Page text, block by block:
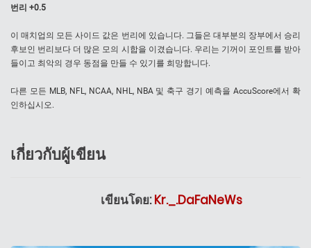
번리 +0.5
이 매치업의 모든 사이드 값은 번리에 있습니다. 그들은 대부분의 장부에서 승리
후보인 번리보다 더 많은 모의 시합을 이겼습니다. 우리는 기꺼이 포인트를 받아
들이고 최악의 경우 동점을 만들 수 있기를 희망합니다.
다른 모든 MLB, NFL, NCAA, NHL, NBA 및 축구 경기 예측을 AccuScore에서 확
인하십시오.
เกี่ยวกับผู้เขียน
เขียนโดย:Kr._.DaFaNeWs